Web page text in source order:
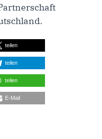
teilen
teilen
teilen
E-Mail